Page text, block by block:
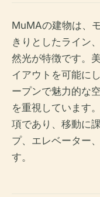
MuMAの建物は、
きりとしたライン
然光が特徴です。
イアウトを可能に
ープンで魅力的な
を重視しています
項であり、移動に
プ、エレベーター
す。